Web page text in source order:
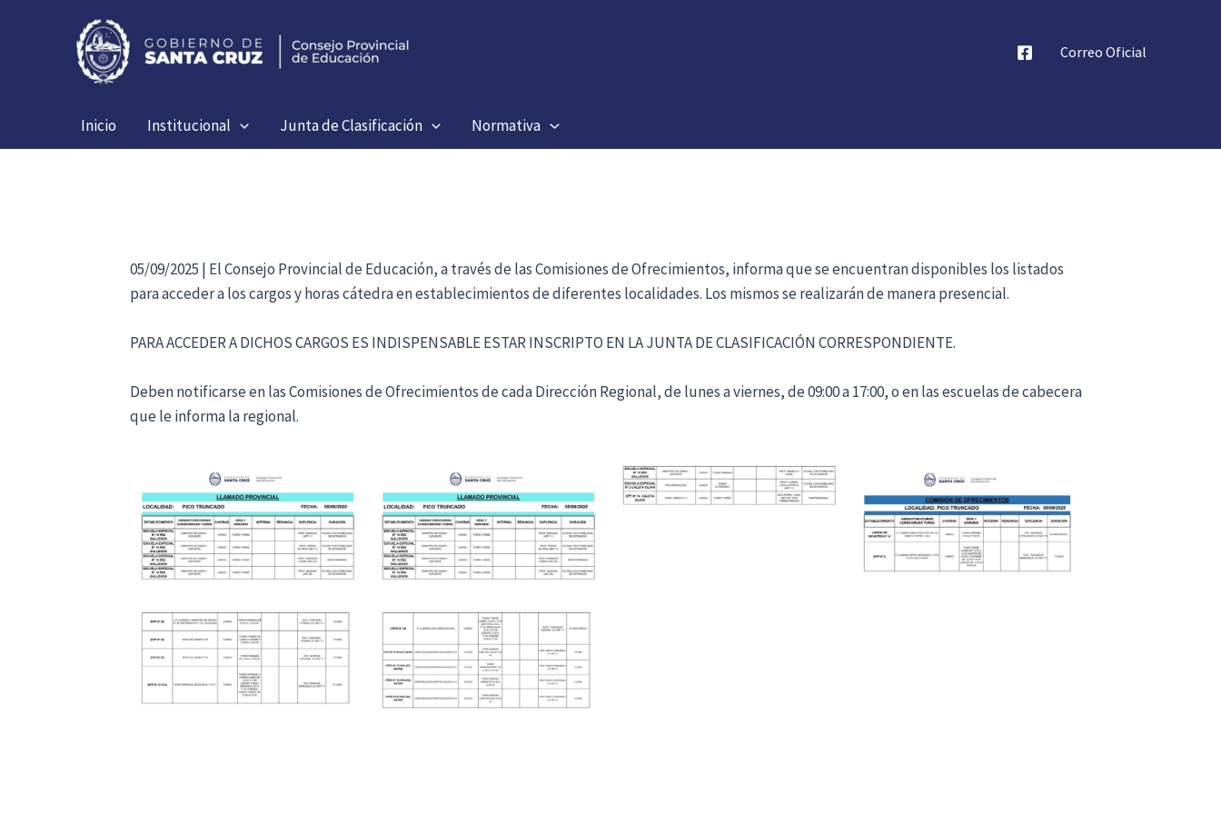
Correo Oficial
Inicio Institucional Junta de Clasificación Normativa
05/09/2025 | El Consejo Provincial de Educación, a través de las Comisiones de Ofrecimientos, informa que se encuentran disponibles los listados
para acceder a los cargos y horas cátedra en establecimientos de diferentes localidades. Los mismos se realizarán de manera presencial.
PARA ACCEDER A DICHOS CARGOS ES INDISPENSABLE ESTAR INSCRIPTO EN LA JUNTA DE CLASIFICACIÓN CORRESPONDIENTE.
Deben notificarse en las Comisiones de Ofrecimientos de cada Dirección Regional, de lunes a viernes, de 09:00 a 17:00, o en las escuelas de cabecera
que le informa la regional.